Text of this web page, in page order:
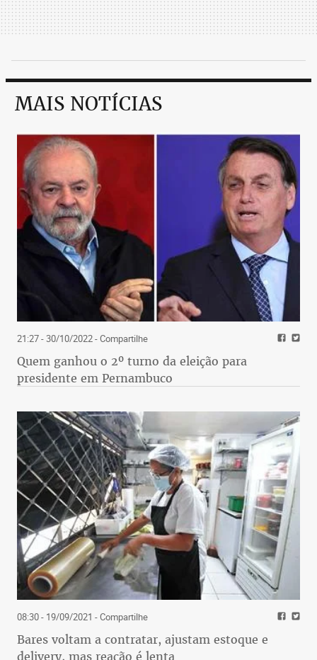
MAIS NOTÍCIAS
21:27 - 30/10/2022- Compartilhe
Quem ganhou o 2º turno da eleição para
presidente em Pernambuco
08:30 - 19/09/2021 - Compartilhe
Bares voltam a contratar, ajustam estoque e
delivery, mas reação é lenta